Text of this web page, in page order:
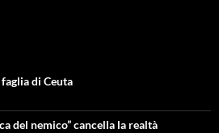
di Ceuta
del nemico” cancella la realtà